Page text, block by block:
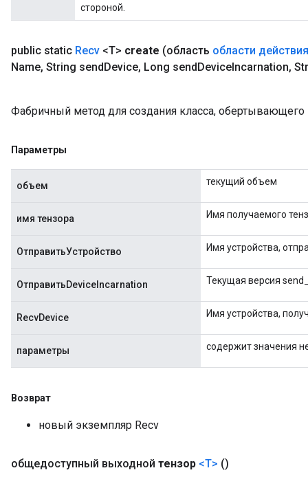
стороной.
public static Recv <T> create (область области действия
Name, String sendDevice, Long sendDeviceIncarnation,
Фабричный метод для создания класса,
Параметры
объем текущий объем
имя тензора Имя получаемого
ОтправитьУстройство Имя устройства,
ОтправитьDeviceIncarnation Текущая версия
RecvDevice Имя устройства,
параметры содержит значения
Возврат
новый экземпляр Recv
общедоступный выходной тензор <T> ()